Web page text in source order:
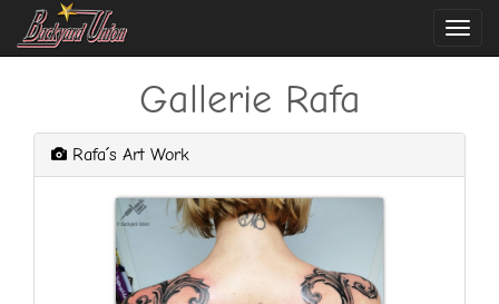
Gallerie Rafa
Rafa´s Art Work